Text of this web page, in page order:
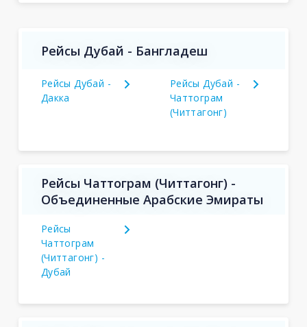
Рейсы Дубай - Бангладеш
Рейсы Дубай -
Дакка
Рейсы Дубай -
Чаттограм
(Читтагонг)
Рейсы Чаттограм (Читтагонг) -
Объединенные Арабские Эмираты
Рейсы
Чаттограм
(Читтагонг) -
Дубай